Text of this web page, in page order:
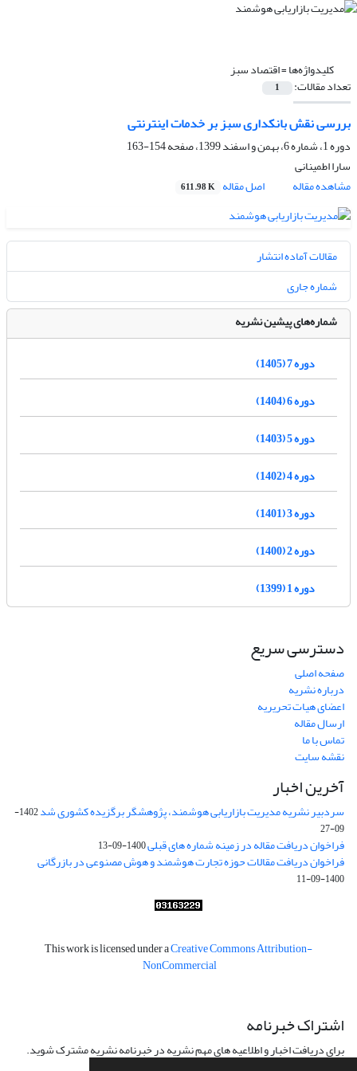
کلیدواژه‌ها =اقتصاد سبز
تعداد مقالات: 1
بررسی نقش بانکداری سبز بر خدمات اینترنتی
دوره 1، شماره 6، بهمن و اسفند 1399، صفحه
154-163
سارا اطمینانی
مشاهده مقاله
اصل مقاله 611.98 K
مقالات آماده انتشار
شماره جاری
شماره‌های پیشین نشریه
دوره 7 (1405)
دوره 6 (1404)
دوره 5 (1403)
دوره 4 (1402)
دوره 3 (1401)
دوره 2 (1400)
دوره 1 (1399)
دسترسی سریع
صفحه اصلی
درباره نشریه
اعضای هیات تحریریه
ارسال مقاله
تماس با ما
نقشه سایت
آخرین اخبار
سردبیر نشریه مدیریت بازاریابی هوشمند، پژوهشگر برگزیده کشوری شد
1402-
09-27
فراخوان دریافت مقاله در زمینه شماره های قبلی1400-09-13
فراخوان دریافت مقالات حوزه تجارت هوشمند و هوش مصنوعی در بازرگانی
1400-09-11
This work is licensed under aCreative Commons Attribution-
NonCommercial
اشتراک خبرنامه
برای دریافت اخبار و اطلاعیه های مهم نشریه در خبرنامه نشریه مشترک شوید.